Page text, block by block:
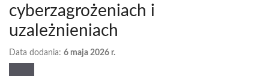
cyberzagrożeniach i
uzależnieniach
Data dodania: 6 maja 2026 r.